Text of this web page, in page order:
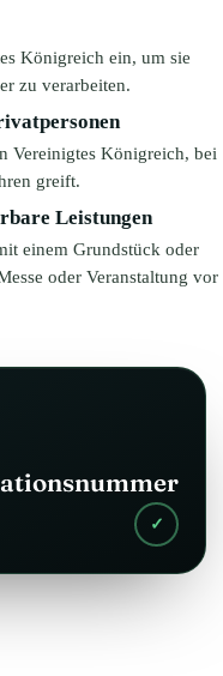
Königreich ein, um sie
zu verarbeiten.
Vereinigtes Königreich, bei
greift.
Leistungen
einem Grundstück oder
oder Veranstaltung vor
✓